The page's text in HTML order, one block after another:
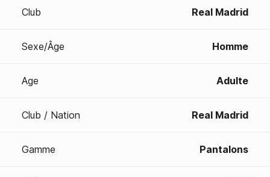
Club Real Madrid
Sexe/Âge Homme
Age Adulte
Club / Nation Real Madrid
Gamme Pantalons